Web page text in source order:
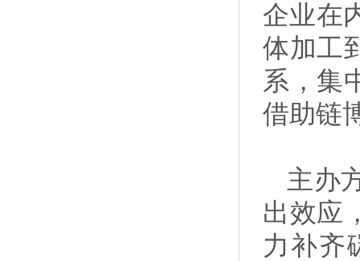
企业在
体加工
系，集
借助链
主办
出效应
力补齐